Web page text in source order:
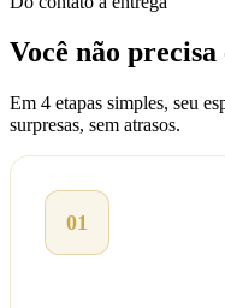
Você não
Em 4 etapas simples, seu
surpresas, sem atrasos.
01